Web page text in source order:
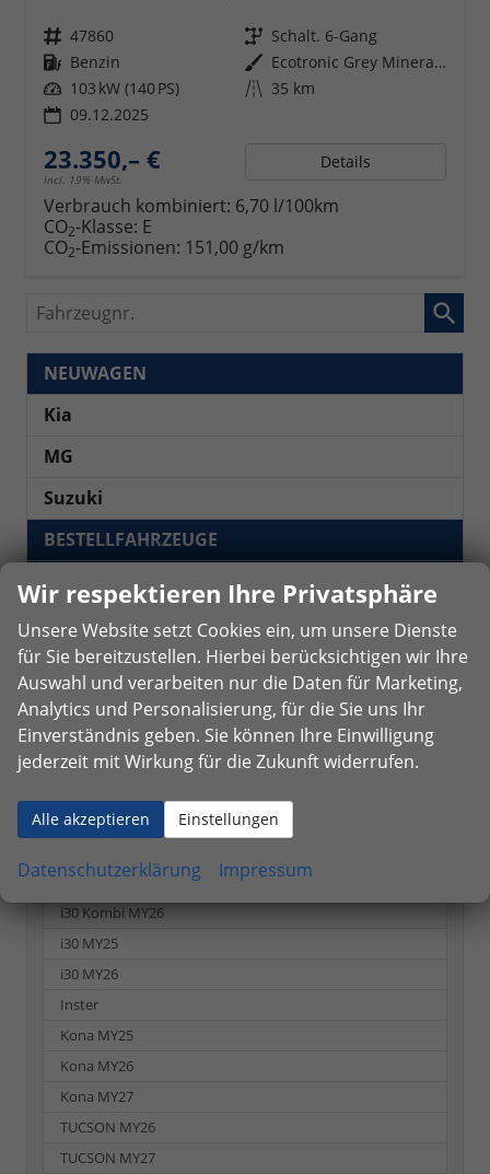
Fahrzeugnr. 47860 Getriebe Schalt. 6-Gang
Kraftstoff Benzin Außenfarbe
Ecotronic Grey Mineraleffekt
Leistung 103 kW (140 PS) Kilometerstand 35 km
09.12.2025
23.350,– €
incl. 19% MwSt.
Details
Verbrauch kombiniert: 6,70 l/100km
CO2-Klasse: E
CO2-Emissionen: 151,00 g/km
Fahrzeugnr.
NEUWAGEN
Kia
MG
Suzuki
BESTELLFAHRZEUGE
Hyundai
i30 Kombi MY26
Kia
GEBRAUCHTWAGEN
Hyundai
BAYON MY26
i30 Kombi MY25
i30 Kombi MY26
i30 MY25
i30 MY26
Inster
Kona MY25
Kona MY26
Kona MY27
TUCSON MY26
TUCSON MY27
Wir respektieren Ihre Privatsphäre
Unsere Website setzt Cookies ein, um unsere Dienste
für Sie bereitzustellen. Hierbei berücksichtigen wir Ihre
Auswahl und verarbeiten nur die Daten für Marketing,
Analytics und Personalisierung, für die Sie uns Ihr
Einverständnis geben. Sie können Ihre Einwilligung
jederzeit mit Wirkung für die Zukunft widerrufen.
Alle akzeptieren Einstellungen
Datenschutzerklärung Impressum